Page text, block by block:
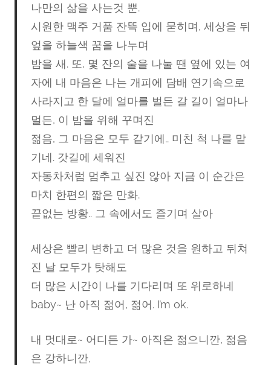
나만의 삶을 사는것 뿐.
시원한 맥주 거품 잔뜩 입에 묻히며, 세상을 뒤
엎을 하늘색 꿈을 나누며
밤을 새. 또, 몇 잔의 술을 나눌 땐 옆에 있는 여
자에 내 마음은 나는 개피에 담배 연기속으로
사라지고 한 달에 얼마를 벌든 갈 길이 얼마나
멀든, 이 밤을 위해 꾸며진
젊음, 그 마음은 모두 같기에.. 미친 척 나를 맡
기네. 갓길에 세워진
자동차처럼 멈추고 싶진 않아 지금 이 순간은
마치 한편의 짧은 만화.
끝없는 방황.. 그 속에서도 즐기며 살아
세상은 빨리 변하고 더 많은 것을 원하고 뒤쳐
진 날 모두가 탓해도
더 많은 시간이 나를 기다리며 또 위로하네
baby~ 난 아직 젊어, 젊어. I’m ok.
내 멋대로~ 어디든 가~ 아직은 젊으니깐, 젊음
은 강하니깐,